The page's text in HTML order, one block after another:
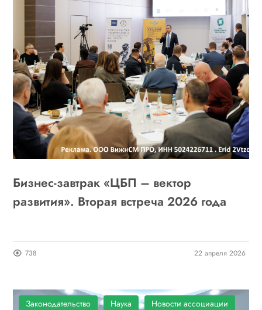
Бизнес-завтрак «ЦБП – вектор
развития». Вторая встреча 2026 года
738 22 апреля 2026
Законодательство Наука Новости ассоциации